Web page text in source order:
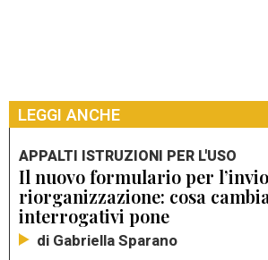
LEGGI ANCHE
APPALTI ISTRUZIONI PER L'USO
Il nuovo formulario per
riorganizzazione: cosa
interrogativi pone
di Gabriella Sparano